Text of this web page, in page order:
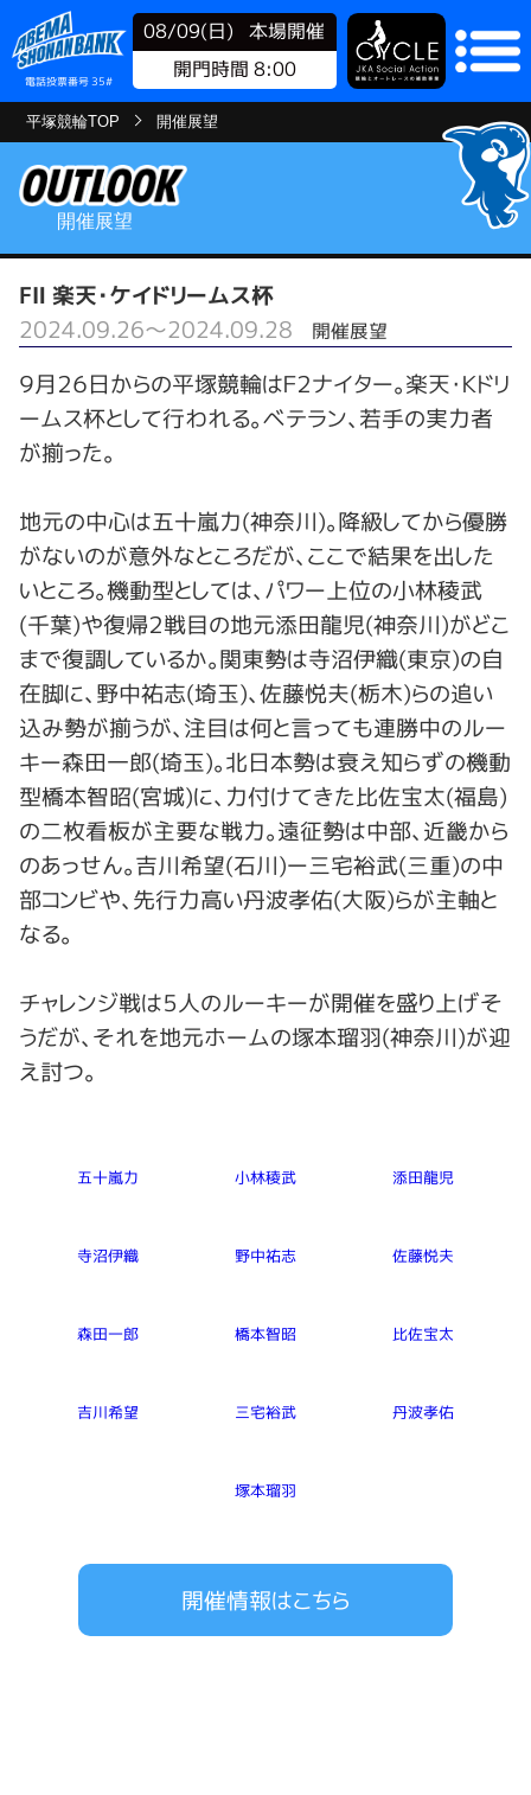
電話投票番号 35#
08/09(日)
本場開催
開門時間 8:00
平塚競輪TOP 開催展望
開催展望
FⅡ 楽天・ケイドリームス杯
2024.09.26～2024.09.28
開催展望
９月２６日からの平塚競輪はＦ２ナイター。楽天・Ｋドリ
ームス杯として行われる。ベテラン、若手の実力者
が揃った。
地元の中心は五十嵐力(神奈川)。降級してから優勝
がないのが意外なところだが、ここで結果を出した
いところ。機動型としては、パワー上位の小林稜武
(千葉)や復帰２戦目の地元添田龍児(神奈川)がどこ
まで復調しているか。関東勢は寺沼伊織(東京)の自
在脚に、野中祐志(埼玉)、佐藤悦夫(栃木)らの追い
込み勢が揃うが、注目は何と言っても連勝中のルー
キー森田一郎(埼玉)。北日本勢は衰え知らずの機動
型橋本智昭(宮城)に、力付けてきた比佐宝太(福島)
の二枚看板が主要な戦力。遠征勢は中部、近畿から
のあっせん。吉川希望(石川)ー三宅裕武(三重)の中
部コンビや、先行力高い丹波孝佑(大阪)らが主軸と
なる。
チャレンジ戦は５人のルーキーが開催を盛り上げそ
うだが、それを地元ホームの塚本瑠羽(神奈川)が迎
え討つ。
五十嵐力 小林稜武 添田龍児
寺沼伊織 野中祐志 佐藤悦夫
森田一郎 橋本智昭 比佐宝太
吉川希望 三宅裕武 丹波孝佑
塚本瑠羽
開催情報はこちら